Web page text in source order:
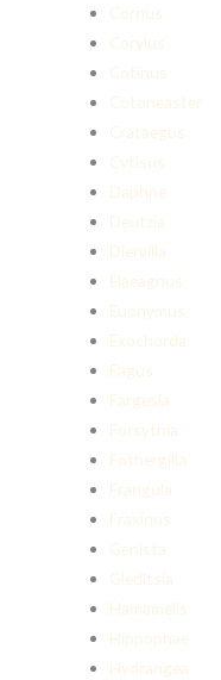
Cornus
Corylus
Cotinus
Cotoneaster
Crataegus
Cytisus
Daphne
Deutzia
Diervilla
Elaeagnus
Euonymus
Exochorda
Fagus
Fargesia
Forsythia
Fothergilla
Frangula
Fraxinus
Genista
Gleditsia
Hamamelis
Hippophae
Hydrangea